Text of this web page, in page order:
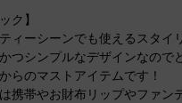
ク】
ィーシーンでも使えるスタイ
つシンプルなデザインなので
らのマストアイテムです！
携帯やお財布リップやファン